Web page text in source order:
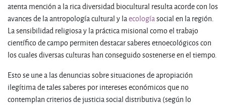
atenta mención a la rica diversidad biocultural resulta acorde con los
avances de la antropología cultural y laecologíasocial en la región.
La sensibilidad religiosa y la práctica misional como el trabajo
científico de campo permiten destacar saberes etnoecológicos con
los cuales diversas culturas han conseguido sostenerse en el tiempo.
Esto se une a las denuncias sobre situaciones de apropiación
ilegítima de tales saberes por intereses económicos que no
contemplan criterios de justicia social distributiva (según lo